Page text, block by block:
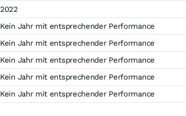
2022
Kein Jahr mit entsprechender Performance
Kein Jahr mit entsprechender Performance
Kein Jahr mit entsprechender Performance
Kein Jahr mit entsprechender Performance
Kein Jahr mit entsprechender Performance